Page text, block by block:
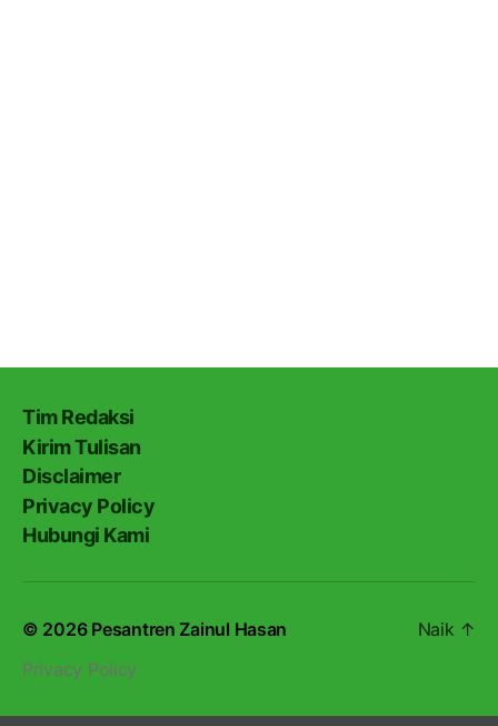
Tim Redaksi
Kirim Tulisan
Disclaimer
Privacy Policy
Hubungi Kami
© 2026 Pesantren Zainul Hasan
Privacy Policy
Naik ↑